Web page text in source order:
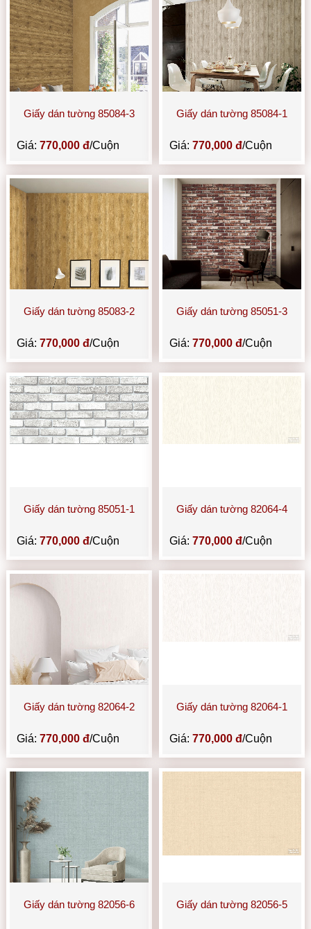
Giấy dán tường 85084-3
Giá:770,000 đ/Cuộn
Giấy dán tường 85084-1
Giá: 770,000 đ/Cuộn
Giấy dán tường 85083-2
Giá:770,000 đ/Cuộn
Giấy dán tường 85051-3
Giá: 770,000 đ/Cuộn
Giấy dán tường 85051-1
Giá:770,000 đ/Cuộn
Giấy dán tường 82064-4
Giá: 770,000 đ/Cuộn
Giấy dán tường 82064-2
Giá:770,000 đ/Cuộn
Giấy dán tường 82064-1
Giá: 770,000 đ/Cuộn
Giấy dán tường 82056-6 Giấy dán tường 82056-5